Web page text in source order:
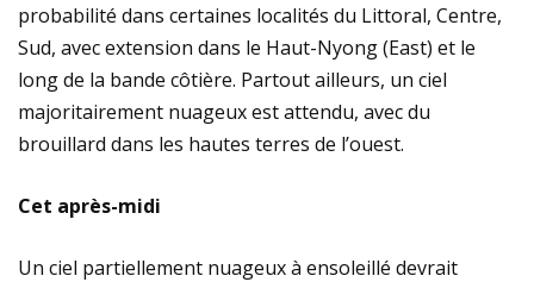
probabilité dans certaines localités du Littoral, Centre,
Sud, avec extension dans le Haut-Nyong (East) et le
long de la bande côtière. Partout ailleurs, un ciel
majoritairement nuageux est attendu, avec du
brouillard dans les hautes terres de l’ouest.
Cet après-midi
Un ciel partiellement nuageux à ensoleillé devrait